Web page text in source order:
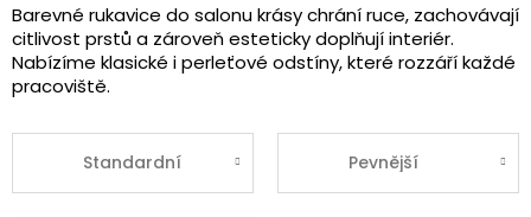
Barevné rukavice do salonu krásy chrání ruce, zachovávají
citlivost prstů a zároveň esteticky doplňují interiér.
Nabízíme klasické i perleťové odstíny, které rozzáří každé
pracoviště.
Standardní Pevnější